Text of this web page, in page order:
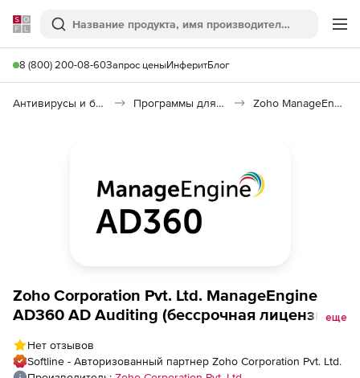
Softline
Поиск
8 (800) 200-08-60Запрос ценыИнферитБлог
Антивирусы и безопасность Программы для защиты информации Zoho ManageEngine AD360 AD Auditing
Zoho Corporation Pvt. Ltd. ManageEngine
AD360 AD Auditing (бессрочная лицензия
fee for 10 Member Servers
еще
Нет отзывов
Softline - Авторизованный партнер Zoho Corporation Pvt. Ltd.